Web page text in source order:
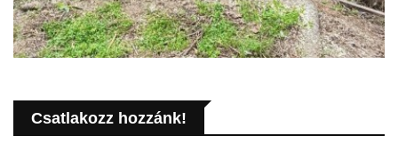
Csatlakozz hozzánk!